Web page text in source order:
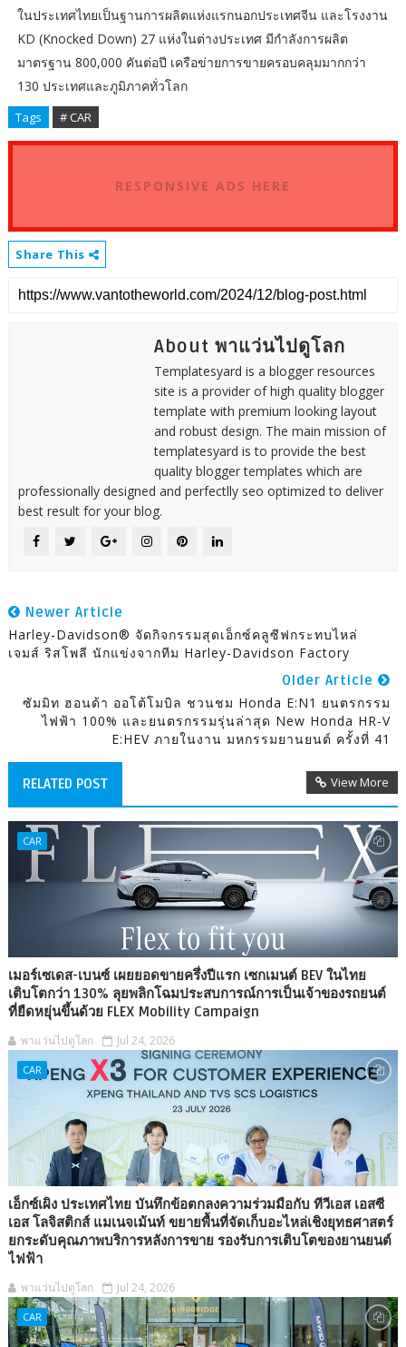
ในประเทศไทยเป็นฐานการผลิตแห่งแรกนอกประเทศจีน และโรงงาน
KD (Knocked Down) 27 แห่งในต่างประเทศ มีกำลังการผลิต
มาตรฐาน 800,000 คันต่อปี เครือข่ายการขายครอบคลุมมากกว่า
130 ประเทศและภูมิภาคทั่วโลก
Tags # CAR
RESPONSIVE ADS HERE
Share This
About พาแว่นไปดูโลก
Templatesyard is a blogger resources
site is a provider of high quality blogger
template with premium looking layout
and robust design. The main mission of
templatesyard is to provide the best
quality blogger templates which are
professionally designed and perfectlly seo optimized to deliver
best result for your blog.
Newer Article
Harley-Davidson® จัดกิจกรรมสุดเอ็กซ์คลูซีฟกระทบไหล่
เจมส์ ริสโพลี นักแข่งจากทีม Harley-Davidson Factory
Older Article
ซัมมิท ฮอนด้า ออโต้โมบิล ชวนชม Honda E:N1 ยนตรกรรม
ไฟฟ้า 100% และยนตรกรรมรุ่นล่าสุด New Honda HR-V
E:HEV ภายในงาน มหกรรมยานยนต์ ครั้งที่ 41
RELATED POST View More
CAR
เมอร์เซเดส-เบนซ์ เผยยอดขายครึ่งปีแรก เซกเมนต์ BEV ในไทย
เติบโตกว่า 130% ลุยพลิกโฉมประสบการณ์การเป็นเจ้าของรถยนต์
ที่ยืดหยุ่นขึ้นด้วย FLEX Mobility Campaign
พาแว่นไปดูโลก Jul 24, 2026
CAR
เอ็กซ์เผิง ประเทศไทย บันทึกข้อตกลงความร่วมมือกับ ทีวีเอส เอสซี
เอส โลจิสติกส์ แมเนจเม้นท์ ขยายพื้นที่จัดเก็บอะไหล่เชิงยุทธศาสตร์
ยกระดับคุณภาพบริการหลังการขาย รองรับการเติบโตของยานยนต์
ไฟฟ้า
พาแว่นไปดูโลก Jul 24, 2026
CAR